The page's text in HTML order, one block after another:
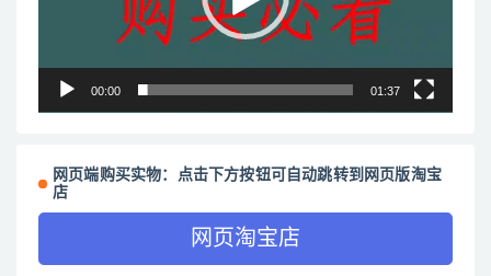
00:00 01:37
网页端购买实物：点击下方按钮可自动跳转到网页版淘宝
店
网页淘宝店